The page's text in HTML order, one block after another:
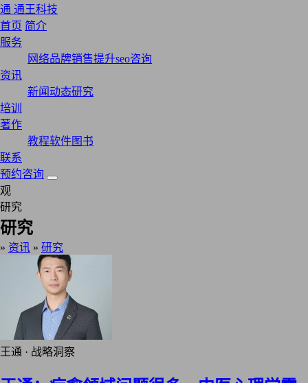
通 通王科技
首页 简介
服务
网络品牌销售提升seo咨询
资讯
新闻动态研究
培训
著作
教程软件图书
联系
预约咨询
观
研究
研究
» 资讯 » 研究
王通 · 战略洞察